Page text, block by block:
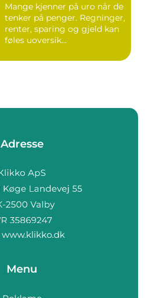
Mange kjenner på uro når de
tenker på penger. Regninger,
renter, sparing og gjeld kan
føles uoversik...
Adresse
www.klikko.dk
Menu